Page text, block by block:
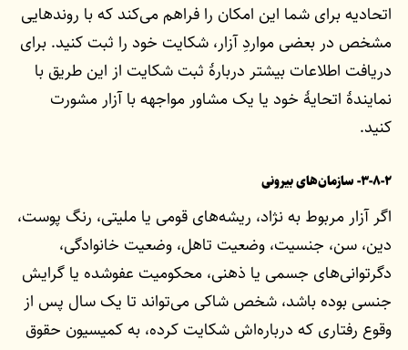
اتحادیه برای شما این امکان را فراهم می‌کند که با روندهایی
مشخص در بعضی مواردِ آزار، شکایت خود را ثبت کنید. برای
دریافت اطلاعات بیشتر دربارۀ ثبت شکایت از این طریق با
نمایندۀ اتحایۀ خود یا یک مشاور مواجهه با آزار مشورت
کنید.
۳-۸-۲- سازمان‌های بیرونی
اگر آزار مربوط به نژاد، ریشه‌های قومی یا ملیتی، رنگ پوست،
دین، سن، جنسیت، وضعیت تاهل، وضعیت خانوادگی،
دگرتوانی‌های جسمی یا ذهنی، محکومیت عفوشده یا گرایش
جنسی بوده باشد، شخص شاکی می‌تواند تا یک سال پس از
وقوع رفتاری که درباره‌اش شکایت کرده، به کمیسیون حقوق